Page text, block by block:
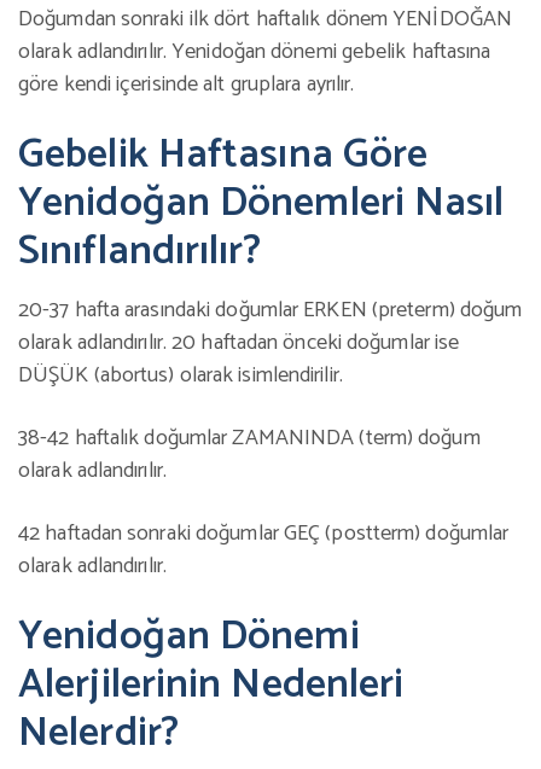
Doğumdan sonraki ilk dört haftalık dönem YENİDOĞAN
olarak adlandırılır. Yenidoğan dönemi gebelik haftasına
göre kendi içerisinde alt gruplara ayrılır.
Gebelik Haftasına Göre
Yenidoğan Dönemleri Nasıl
Sınıflandırılır?
20-37 hafta arasındaki doğumlar ERKEN (preterm) doğum
olarak adlandırılır. 20 haftadan önceki doğumlar ise
DÜŞÜK (abortus) olarak isimlendirilir.
38-42 haftalık doğumlar ZAMANINDA (term) doğum
olarak adlandırılır.
42 haftadan sonraki doğumlar GEÇ (postterm) doğumlar
olarak adlandırılır.
Yenidoğan Dönemi
Alerjilerinin Nedenleri
Nelerdir?